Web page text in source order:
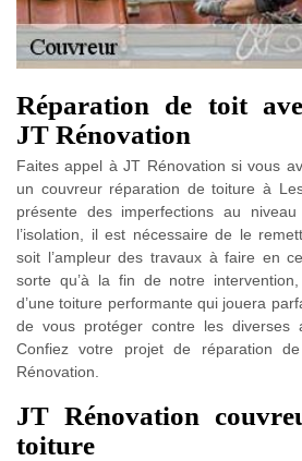
Réparation de toit
JT Rénovation
Faites appel à JT Rénovation si vous
un couvreur réparation de toiture à
présente des imperfections au
l’isolation, il est nécessaire de le
soit l’ampleur des travaux à faire en
sorte qu’à la fin de notre
d’une toiture performante qui jouera
de vous protéger contre les diverses
Confiez votre projet de réparation
Rénovation.
JT Rénovation
toiture